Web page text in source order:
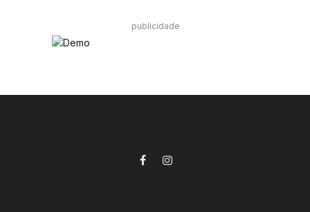
publicidade
FacebookInstagram